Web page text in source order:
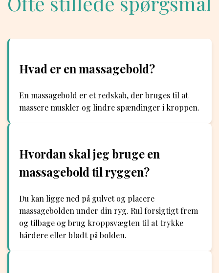
Hvad er en massagebold?
En massagebold er et redskab, der bruges til at
massere muskler og lindre spændinger i kroppen.
Hvordan skal jeg bruge en
massagebold til ryggen?
Du kan ligge ned på gulvet og placere
massagebolden under din ryg. Rul forsigtigt frem
og tilbage og brug kroppsvægten til at trykke
hårdere eller blødt på bolden.